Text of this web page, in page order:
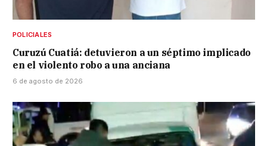
POLICIALES
Curuzú Cuatiá: detuvieron a un séptimo implicado
en el violento robo a una anciana
6 de agosto de 2026